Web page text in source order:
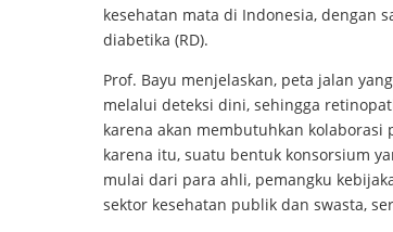
kesehatan mata di Indonesia, dengan
diabetika (RD).
Prof. Bayu menjelaskan, peta jalan
melalui deteksi dini, sehingga
karena akan membutuhkan kolaborasi
karena itu, suatu bentuk konsorsium
mulai dari para ahli, pemangku
sektor kesehatan publik dan swasta,